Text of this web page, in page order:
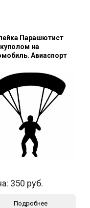
Парашютист
на
Авиаспорт
350 руб.
Подробнее